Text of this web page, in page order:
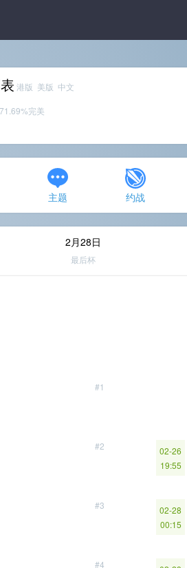
港版 美版 中文
71.69%完美
主题 约战
2月28日
最后杯
#1
#2
02-26
19:55
#3
02-28
00:15
#4